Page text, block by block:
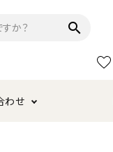
search
わせ